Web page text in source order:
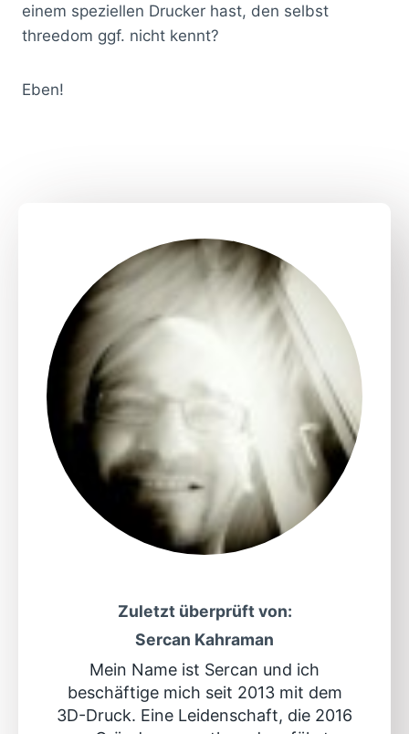
einem speziellen Drucker hast, den selbst
threedom ggf. nicht kennt?
Eben!
Zuletzt überprüft von:
Sercan Kahraman
Mein Name ist Sercan und ich
beschäftige mich seit 2013 mit dem
3D-Druck. Eine Leidenschaft, die 2016